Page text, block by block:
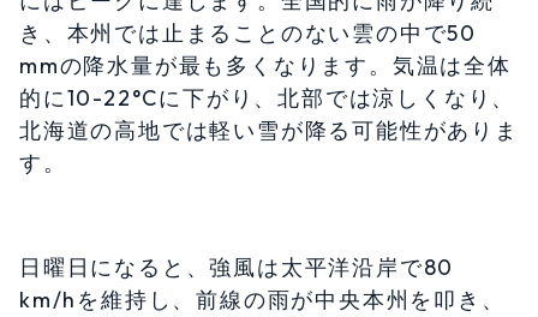
き、本州では止まることのない雲の中で50
mmの降水量が最も多くなります。気温は全体
的に10-22°Cに下がり、北部では涼しくなり、
北海道の高地では軽い雪が降る可能性がありま
す。
日曜日になると、強風は太平洋沿岸で80
km/hを維持し、前線の雨が中央本州を叩き、